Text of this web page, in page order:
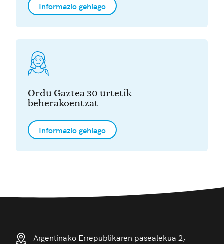
Informazio gehiago
Ordu Gaztea 30 urtetik
beherakoentzat
Informazio gehiago
Argentinako Errepublikaren pasealekua 2,